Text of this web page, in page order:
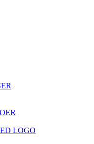
LOGO